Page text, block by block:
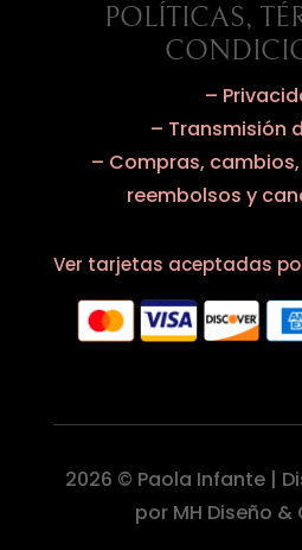
POLÍTICAS,
–
– Transmisión
– Compras,
reembolsos y
Ver tarjetas aceptadas
2026 © Paola Infante |
por MH Diseño